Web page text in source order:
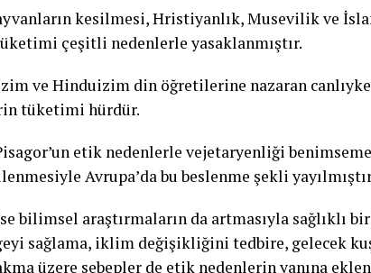
kesilmesi, Hristiyanlık, Musevilik ve
çeşitli nedenlerle yasaklanmıştır.
ve Hinduizim din öğretilerine nazaran
tüketimi hürdür.
etik nedenlerle vejetaryenliği
Avrupa’da bu beslenme şekli
bilimsel araştırmaların da artmasıyla sağlıklı
sağlama, iklim değişikliğini tedbire, gelecek
üzere sebepler de etik nedenlerin yanına